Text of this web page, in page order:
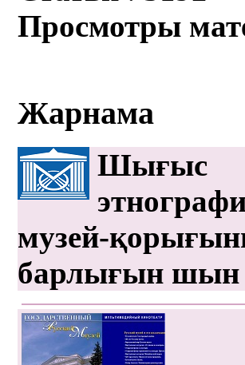
Просмотры
Жарнама
Шығыс
музей-
барлығын шын